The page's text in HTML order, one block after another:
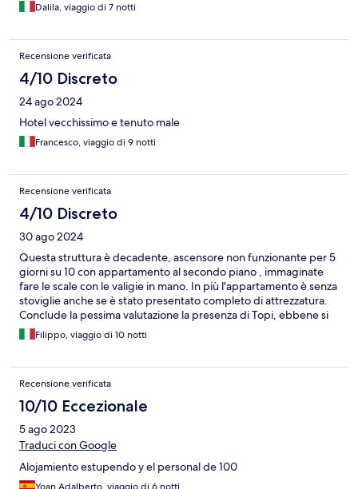
Dalila, viaggio di 7 notti
Recensione verificata
4/10 Discreto
24 ago 2024
Hotel vecchissimo e tenuto male
Francesco, viaggio di 9 notti
Recensione verificata
4/10 Discreto
30 ago 2024
Questa struttura è decadente, ascensore non funzionante per 5
giorni su 10 con appartamento al secondo piano , immaginate
fare le scale con le valigie in mano. In più l'appartamento è senza
stoviglie anche se è stato presentato completo di attrezzatura.
Conclude la pessima valutazione la presenza di Topi, ebbene si
Ratti che camminavano su e giù dai balconi dell'edificio. Dopo
aver avvisato la reception della presenza di ratti, mi hanno detto
delle trappole....mai viste. Il tutto in un contorno di musica da
discoteca a bordo piscina per tutto il giorno a volume alto senza
tenere in considerazione chi vuole riposare. Esperienza da
evitare.
Filippo, viaggio di 10 notti
Recensione verificata
10/10 Eccezionale
5 ago 2023
Traduci con Google
Alojamiento estupendo y el personal de 100